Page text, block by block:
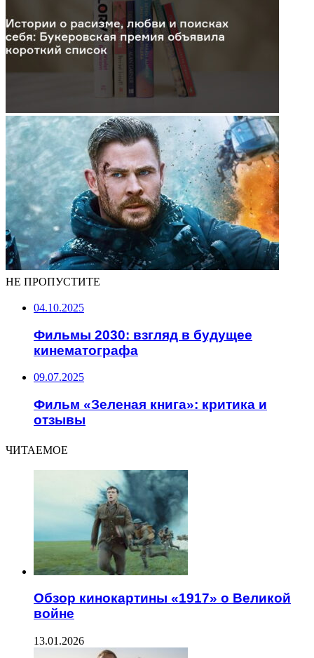
НЕ ПРОПУСТИТЕ
04.10.2025
Фильмы 2030: взгляд в будущее
кинематографа
09.07.2025
Фильм «Зеленая книга»: критика и
отзывы
ЧИТАЕМОЕ
Обзор кинокартины «1917» о Великой
войне
13.01.2026